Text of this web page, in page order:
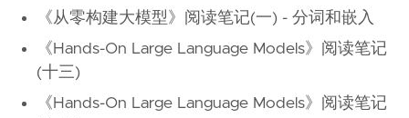
《从零构建大模型》阅读笔记(一) - 分词和嵌入
《Hands-On Large Language Models》阅读笔记
(十三)
《Hands-On Large Language Models》阅读笔记